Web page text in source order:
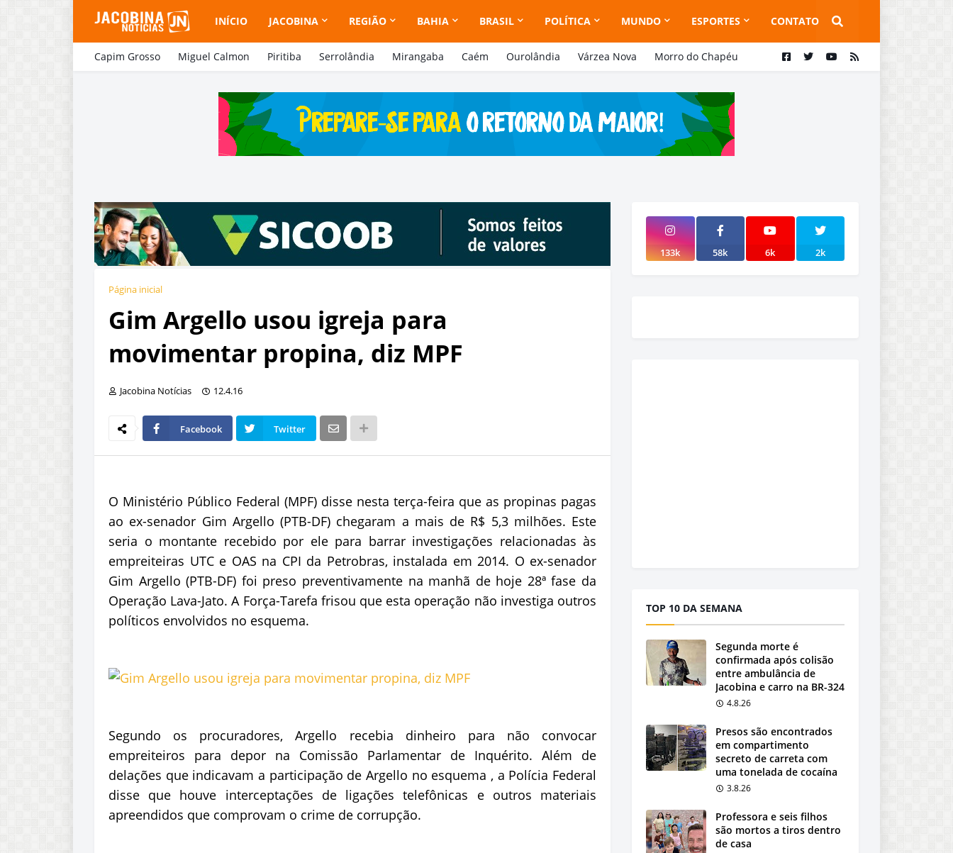
INÍCIO JACOBINA REGIÃO BAHIA BRASIL POLÍTICA MUNDO ESPORTES CONTATO
Capim Grosso Miguel Calmon Piritiba Serrolândia Mirangaba Caém Ourolândia Várzea Nova Morro do Chapéu
Página inicial
Gim Argello usou igreja para
movimentar propina, diz MPF
Jacobina Notícias 12.4.16
Facebook Twitter
O Ministério Público Federal (MPF) disse nesta terça-feira que as propinas pagas
ao ex-senador Gim Argello (PTB-DF) chegaram a mais de R$ 5,3 milhões. Este
seria o montante recebido por ele para barrar investigações relacionadas às
empreiteiras UTC e OAS na CPI da Petrobras, instalada em 2014. O ex-senador
Gim Argello (PTB-DF) foi preso preventivamente na manhã de hoje 28ª fase da
Operação Lava-Jato. A Força-Tarefa frisou que esta operação não investiga outros
políticos envolvidos no esquema.
Segundo os procuradores, Argello recebia dinheiro para não convocar
empreiteiros para depor na Comissão Parlamentar de Inquérito. Além de
delações que indicavam a participação de Argello no esquema , a Polícia Federal
disse que houve interceptações de ligações telefônicas e outros materiais
apreendidos que comprovam o crime de corrupção.
133k 58k 6k 2k
TOP 10 DA SEMANA
Segunda morte é
confirmada após colisão
entre ambulância de
Jacobina e carro na BR-324
4.8.26
Presos são encontrados
em compartimento
secreto de carreta com
uma tonelada de cocaína
3.8.26
Professora e seis filhos
são mortos a tiros dentro
de casa